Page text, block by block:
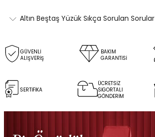
Altın Beştaş Yüzük Sıkça Sorulan Sorular
GÜVENLİ
ALIŞVERİŞ
BAKIM
GARANTİSİ
SERTİFİKA
ÜCRETSİZ
SİGORTALI
GÖNDERİM